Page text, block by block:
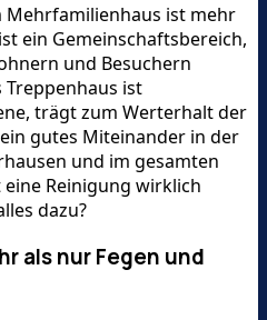
Mehrfamilienhaus ist mehr
ein Gemeinschaftsbereich,
und Besuchern
ist
trägt zum Werterhalt der
gutes Miteinander in der
und im gesamten
Reinigung wirklich
dazu?
als nur Fegen und